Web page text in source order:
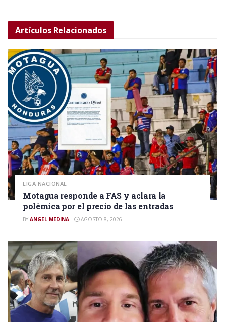
Artículos Relacionados
LIGA NACIONAL
Motagua responde a FAS y aclara la
polémica por el precio de las entradas
BY ANGEL MEDINA AGOSTO 8, 2026